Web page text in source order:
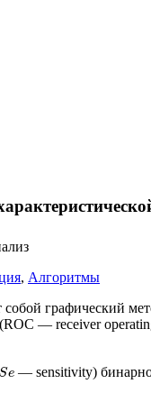
, Алгоритмы
собой графический
— receiver
Se— sensitivity)